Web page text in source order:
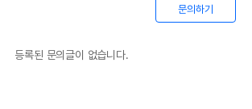
문의하기
등록된 문의글이 없습니다.